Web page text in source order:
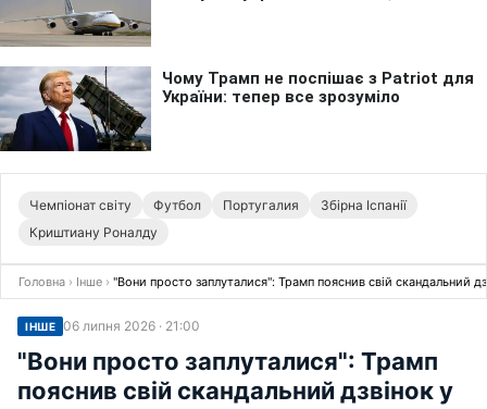
Чемпіонат світу Футбол Португалия
Збірна Іспанії
Криштиану Роналду
Головна › Інше › "Вони просто заплуталися": Трамп пояснив свій скандальний
ІНШЕ 06 липня 2026 · 21:00
"Вони просто заплуталися": Трамп
пояснив свій скандальний дзвінок у